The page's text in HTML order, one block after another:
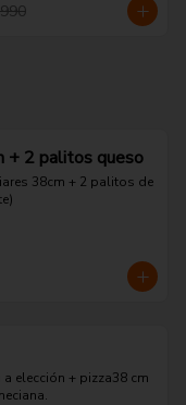
+ 2 palitos queso
38cm + 2 palitos de
elección + pizza38 cm